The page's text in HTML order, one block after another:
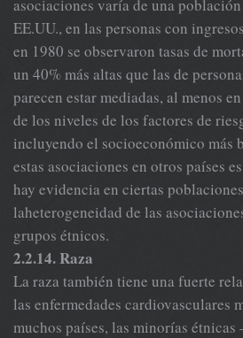
asociaciones varía de una
EE.UU., en las personas con
en 1980 se observaron tasas de
un 40% más altas que las de
parecen estar mediadas, al menos
de los niveles de los factores de
incluyendo el socioeconómico más
estas asociaciones en otros países
hay evidencia en ciertas
laheterogeneidad de las
grupos étnicos.
2.2.14. Raza
La raza también tiene una fuerte
las enfermedades cardiovasculares
muchos países, las minorías étnicas